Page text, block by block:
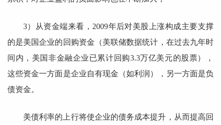
3）从资金端来看，2009年后对美股上涨构成主要支撑
的是美国企业的回购资金（美联储数据统计，在过去九年时
间内，美国非金融企业已累计回购3.3万亿美元的股票），
这些资金一方面是企业自有现金（如利润），另一方面是负
债资金。
美债利率的上行将使企业的债务成本提升，从而提高回